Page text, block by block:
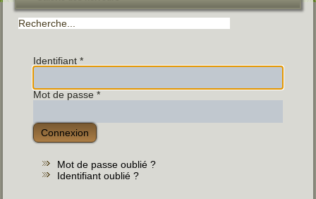
Identifiant*
Mot de passe *
Connexion
Mot de passe oublié ?
Identifiant oublié ?